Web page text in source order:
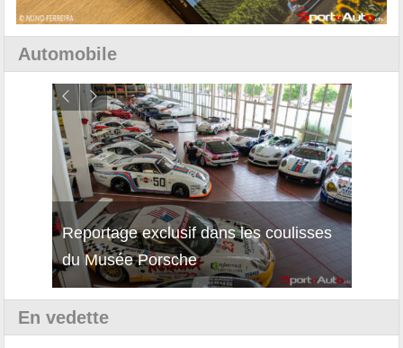
Automobile
Découverte de la nouvelle Ferrari
12Cilindri Manuale
En vedette